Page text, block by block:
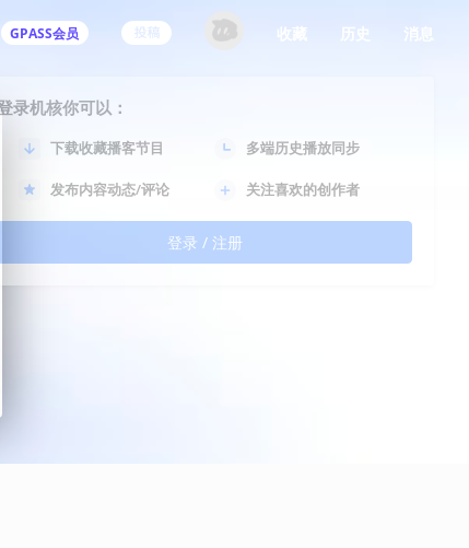
GPASS会员
录机核你可以：
下载收藏播客节目 多端历史播放同步
发布内容动态/评论 关注喜欢的创作者
登录 / 注册
收藏 历史 消息